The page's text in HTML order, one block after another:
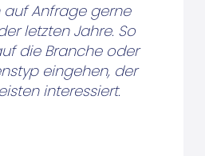
auf Anfrage gerne
letzten Jahre. So
die Branche oder
eingehen, der
interessiert.